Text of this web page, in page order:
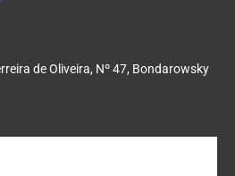
de Oliveira, Nº 47, Bondarowsky